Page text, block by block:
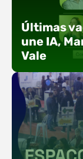
Últimas
une IA,
Vale